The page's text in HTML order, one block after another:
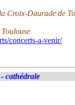
Croix-Daurade de
concerts-a-venir/
cathédrale